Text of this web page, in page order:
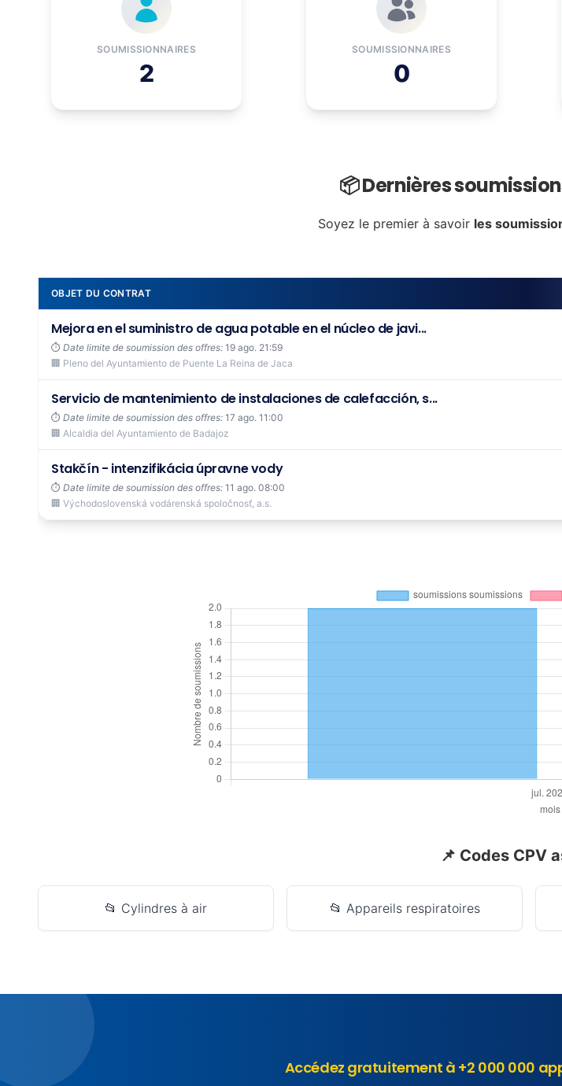
SOUMISSIONNAIRES
2
SOUMISSIONNAIRES
0
📦 Dernières
Soyez le premier à savoir les
OBJET DU CONTRAT
Mejora en el suministro de agua potable en el núcleo de javi...
⏱️ Date limite de soumission des offres: 19 ago. 21:59
🏢 Pleno del Ayuntamiento de Puente La Reina de Jaca
Servicio de mantenimiento de instalaciones de calefacción, s...
⏱️ Date limite de soumission des offres: 17 ago. 11:00
🏢 Alcaldia del Ayuntamiento de Badajoz
Stakčín - intenzifikácia úpravne vody
⏱️ Date limite de soumission des offres: 11 ago. 08:00
🏢 Východoslovenská vodárenská spoločnosť, a.s.
📌 Codes CPV
📂 Cylindres à air 📂 Appareils respiratoires
Accédez gratuitement à +2 000 000